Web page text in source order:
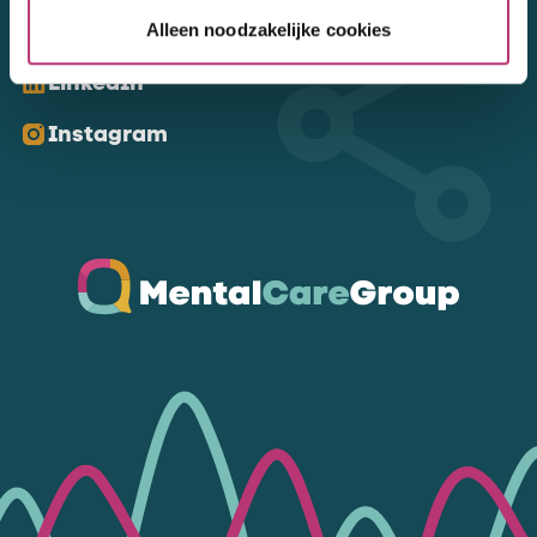
Alleen noodzakelijke cookies
Kom ons volgen
LinkedIn
Instagram